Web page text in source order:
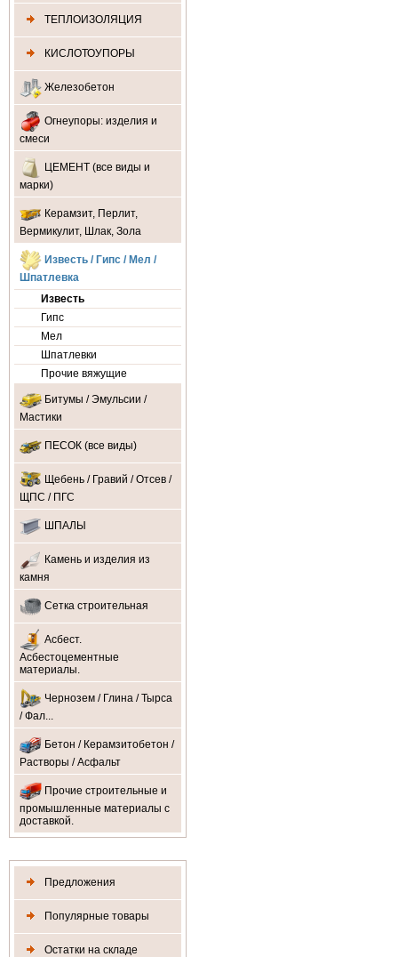
ТЕПЛОИЗОЛЯЦИЯ
КИСЛОТОУПОРЫ
Железобетон
Огнеупоры: изделия и
смеси
ЦЕМЕНТ (все виды и
марки)
Керамзит, Перлит,
Вермикулит, Шлак, Зола
Известь / Гипс / Мел /
Шпатлевка
Известь
Гипс
Мел
Шпатлевки
Прочие вяжущие
Битумы / Эмульсии /
Мастики
ПЕСОК (все виды)
Щебень / Гравий / Отсев /
ЩПС / ПГС
ШПАЛЫ
Камень и изделия из
камня
Сетка строительная
Асбест.
Асбестоцементные
материалы.
Чернозем / Глина / Тырса
/ Фал...
Бетон / Керамзитобетон /
Растворы / Асфальт
Прочие строительные и
промышленные материалы с
доставкой.
Предложения
Популярные товары
Остатки на складе